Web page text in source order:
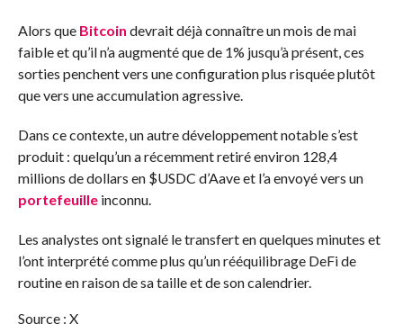
Alors que Bitcoin devrait déjà connaître un mois de mai
faible et qu’il n’a augmenté que de 1% jusqu’à présent, ces
sorties penchent vers une configuration plus risquée plutôt
que vers une accumulation agressive.
Dans ce contexte, un autre développement notable s’est
produit : quelqu’un a récemment retiré environ 128,4
millions de dollars en $USDC d’Aave et l’a envoyé vers un
portefeuilleinconnu.
Les analystes ont signalé le transfert en quelques minutes et
l’ont interprété comme plus qu’un rééquilibrage DeFi de
routine en raison de sa taille et de son calendrier.
Source : X